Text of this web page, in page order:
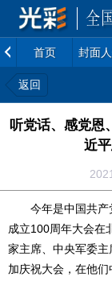
首页 封面
返回
听党话、感党
近
今年是中国共产
成立100周年大会在
家主席、中央军委
加庆祝大会，在他